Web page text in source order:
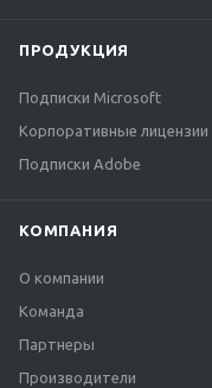
ПРОДУКЦИЯ
Подписки Microsoft
Корпоративные
Подписки Adobe
КОМПАНИЯ
О компании
Команда
Партнеры
Производители